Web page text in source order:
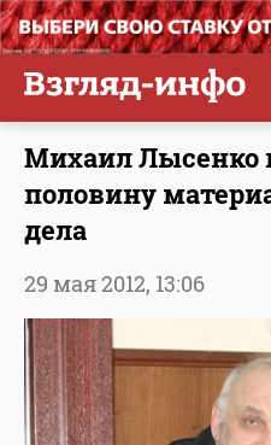
Михаил Лысенко
половину
дела
29 мая 2012, 13:06